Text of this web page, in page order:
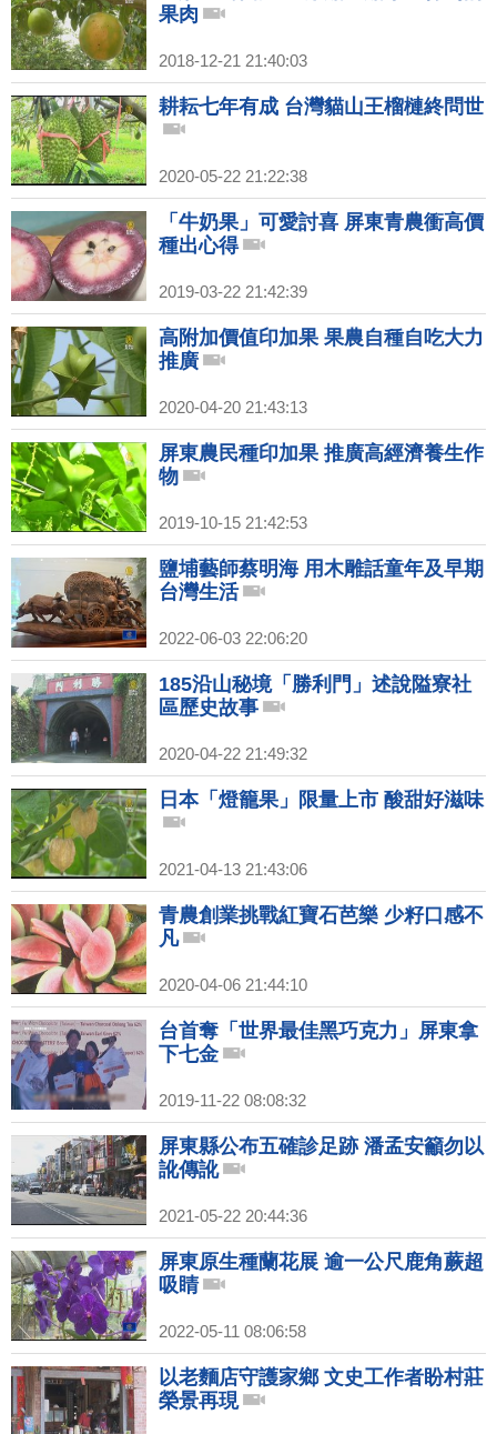
果肉
2018-12-21 21:40:03
耕耘七年有成 台灣貓山王榴槤終問世
2020-05-22 21:22:38
「牛奶果」可愛討喜 屏東青農衝高價
種出心得
2019-03-22 21:42:39
高附加價值印加果 果農自種自吃大力
推廣
2020-04-20 21:43:13
屏東農民種印加果 推廣高經濟養生作
物
2019-10-15 21:42:53
鹽埔藝師蔡明海 用木雕話童年及早期
台灣生活
2022-06-03 22:06:20
185沿山秘境「勝利門」述說隘寮社
區歷史故事
2020-04-22 21:49:32
日本「燈籠果」限量上市 酸甜好滋味
2021-04-13 21:43:06
青農創業挑戰紅寶石芭樂 少籽口感不
凡
2020-04-06 21:44:10
台首奪「世界最佳黑巧克力」屏東拿
下七金
2019-11-22 08:08:32
屏東縣公布五確診足跡 潘孟安籲勿以
訛傳訛
2021-05-22 20:44:36
屏東原生種蘭花展 逾一公尺鹿角蕨超
吸睛
2022-05-11 08:06:58
以老麵店守護家鄉 文史工作者盼村莊
榮景再現